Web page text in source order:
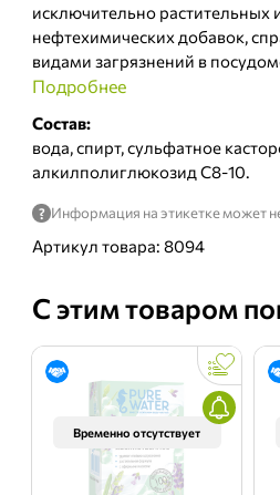
исключительно растительных
нефтехимических добавок,
видами загрязнений в
Подробнее
Состав:
вода, спирт, сульфатное
алкилполиглюкозид С8-10.
? Информация на этикетке может
Артикул товара: 8094
С этим товаром
Временно отсутствует